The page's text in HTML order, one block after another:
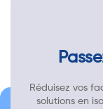
Réduisez vos
solutions en